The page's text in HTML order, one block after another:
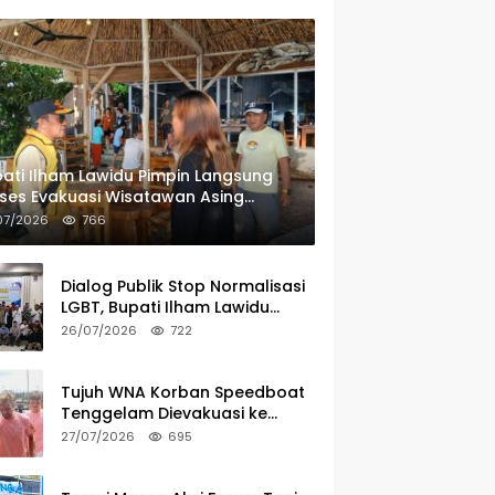
Ilham Lawidu Pimpin Langsung
Evakuasi Wisatawan Asing
Speedboat Tenggelam
2026 766
Dialog Publik Stop Normalisasi
LGBT, Bupati Ilham Lawidu
Tegaskan Komitmen Bentuk
26/07/2026 722
Tujuh WNA Korban Speedboat
Tenggelam Dievakuasi ke
Ampana
27/07/2026 695